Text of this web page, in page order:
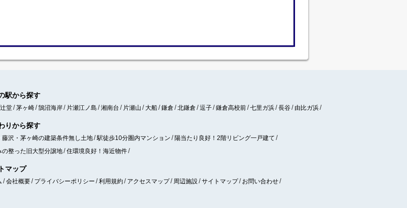
駅から探す
辻堂 茅ヶ崎 鵠沼海岸 片瀬江ノ島 湘南台 片瀬山 大船 鎌倉 北鎌倉 逗子 鎌倉高校前 七里ガ浜 長谷 由比ガ浜
りから探す
藤沢・茅ヶ崎の建築条件無し土地 駅徒歩10分圏内マンション
陽当たり良好！2階リビング一戸建て
の整った旧大型分譲地 住環境良好！海近物件
マップ
会社概要 プライバシーポリシー 利用規約 アクセスマップ 周辺施設 サイトマップ お問い合わせ